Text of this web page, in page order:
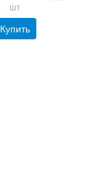
шт
Купить